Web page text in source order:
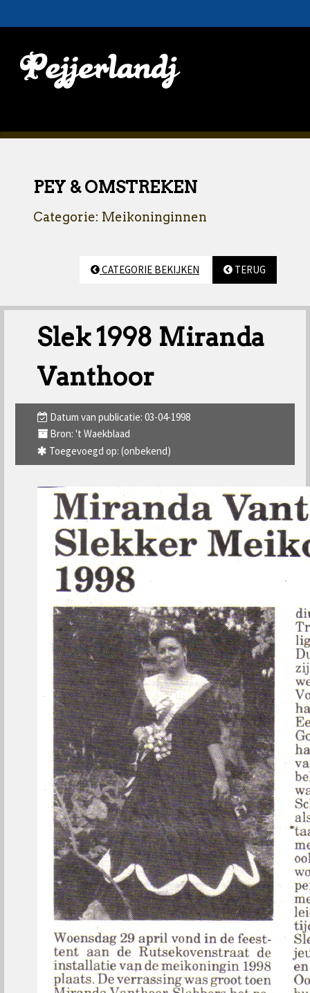
PEY & OMSTREKEN
Categorie: Meikoninginnen
CATEGORIE BEKIJKEN TERUG
Slek 1998 Miranda
Vanthoor
Datum van publicatie: 03-04-1998
Bron: 't Waekblaad
Toegevoegd op: (onbekend)